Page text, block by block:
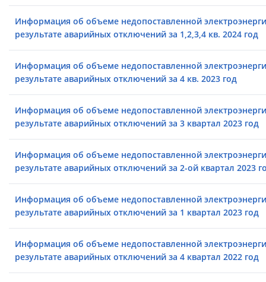
Информация об объеме недопоставленной
результате аварийных отключений за 1,2,3,4 кв. 2024 год
Информация об объеме недопоставленной
результате аварийных отключений за 4 кв. 2023 год
Информация об объеме недопоставленной
результате аварийных отключений за 3 квартал 2023 год
Информация об объеме недопоставленной
результате аварийных отключений за 2-ой квартал 2023
Информация об объеме недопоставленной
результате аварийных отключений за 1 квартал 2023 год
Информация об объеме недопоставленной
результате аварийных отключений за 4 квартал 2022 год